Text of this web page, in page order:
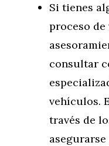
Si tienes
proceso de
consultar
vehículos.
través de